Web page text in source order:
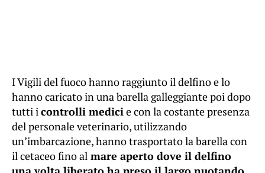
I Vigili del fuoco hanno raggiunto il delfino e lo
hanno caricato in una barella galleggiante poi dopo
tutti icontrolli medicie con la costante presenza
del personale veterinario, utilizzando
un’imbarcazione, hanno trasportato la barella con
il cetaceo fino al mare aperto dove il delfino